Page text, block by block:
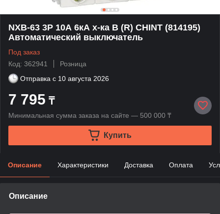
NXB-63 3P 10А 6кА х-ка B (R) CHINT (814195)
Автоматический выключатель
Под заказ
Код: 362941
Розница
Отправка с 10 августа 2026
7 795 ₸
Минимальная сумма заказа на сайте — 500 000 ₸
Купить
Описание Характеристики Доставка Оплата
Описание